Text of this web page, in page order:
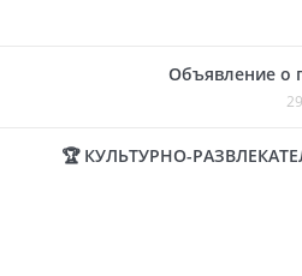
Объявление о
🏆 КУЛЬТУРНО-